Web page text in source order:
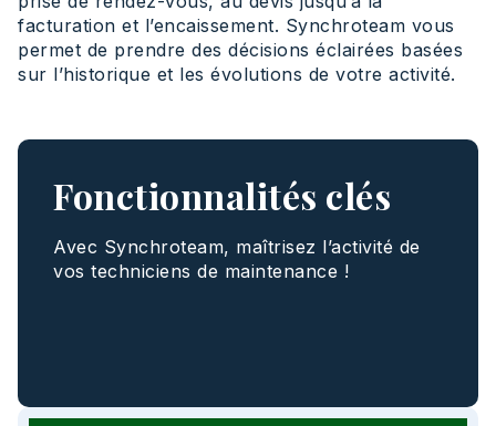
facturation et l’encaissement. Synchroteam vous
permet de prendre des décisions éclairées basées
sur l’historique et les évolutions de votre activité.
Fonctionnalités clés
Avec Synchroteam, maîtrisez l’activité de
vos techniciens de maintenance !